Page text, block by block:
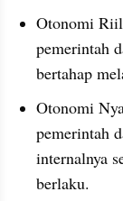
Otonomi
pemerintah
bertahap
Otonomi
pemerintah
internalnya
berlaku.